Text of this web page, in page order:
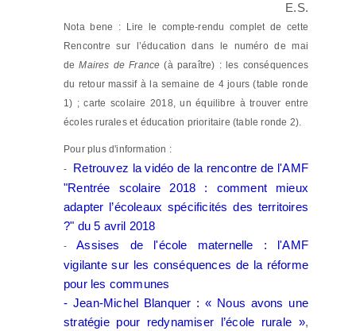
E.S.
Nota bene : Lire le compte-rendu complet de cette
Rencontre sur l’éducation dans le numéro de mai
deMaires de France (à paraître) : les conséquences
du retour massif à la semaine de 4 jours (table ronde
1) ; carte scolaire 2018, un équilibre à trouver entre
écoles rurales et éducation prioritaire (table ronde 2).
Pour plus d'information :
-
Retrouvez la vidéo de la rencontre de l'AMF
"Rentrée scolaire 2018 : comment mieux
adapter l’écoleaux spécificités des territoires
?" du 5 avril 2018
-Assises de l'école maternelle : l'AMF
vigilante sur les conséquences de la réforme
pour les communes
- Jean-Michel Blanquer : « Nous avons une
stratégie pour redynamiser l’école rurale »,